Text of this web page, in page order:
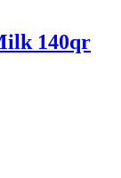
140qr